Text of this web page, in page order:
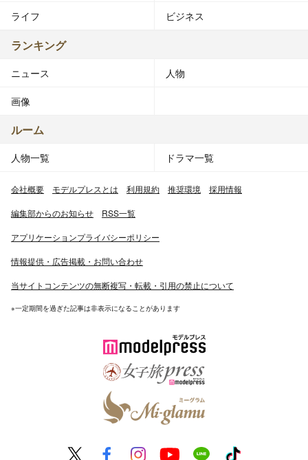
ライフ ビジネス
ランキング
ニュース 人物
画像
ルーム
人物一覧 ドラマ一覧
会社概要 モデルプレスとは 利用規約 推奨環境 採用情報
編集部からのお知らせ RSS一覧
アプリケーションプライバシーポリシー
情報提供・広告掲載・お問い合わせ
当サイトコンテンツの無断複写・転載・引用の禁止について
※一定期間を過ぎた記事は非表示になることがあります